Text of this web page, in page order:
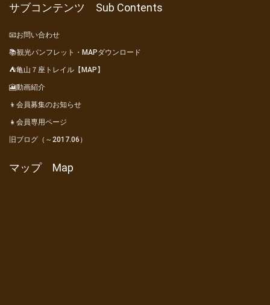
サブコンテンツ Sub Contents
📧お問い合わせ
📚観光パンフレット・MAPダウンロード
⛺亀山７座トレイル【MAP】
🎦動画紹介
👦会員募集のお知らせ
👧会員専用ページ
旧ブログ（～2017.06）
マップ Map